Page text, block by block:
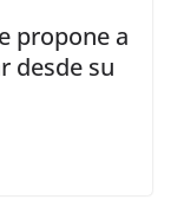
propone a
desde su